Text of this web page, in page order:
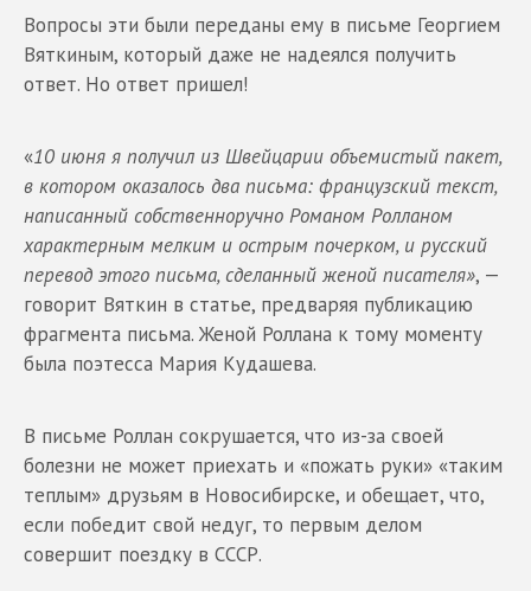
Вопросы эти были переданы ему в письме Георгием
Вяткиным, который даже не надеялся получить
ответ. Но ответ пришел!
«10 июня я получил из Швейцарии объемистый пакет,
в котором оказалось два письма: французский текст,
написанный собственноручно Романом Ролланом
характерным мелким и острым почерком, и русский
перевод этого письма, сделанный женой писателя», —
говорит Вяткин в статье, предваряя публикацию
фрагмента письма. Женой Роллана к тому моменту
была поэтесса Мария Кудашева.
В письме Роллан сокрушается, что из-за своей
болезни не может приехать и «пожать руки» «таким
теплым» друзьям в Новосибирске, и обещает, что,
если победит свой недуг, то первым делом
совершит поездку в СССР.